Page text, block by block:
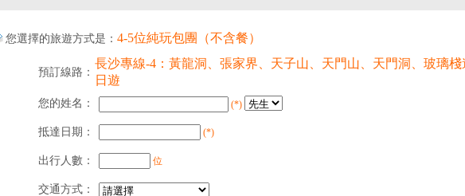
您選擇的旅遊方式是： 4-5位純玩包團（不含餐）
預訂線路：
長沙專線-4：黃龍洞、張家界、天子山、天門山、天門洞、玻璃
日遊
您的姓名： (*)
抵達日期： (*)
出行人數： 位
交通方式：